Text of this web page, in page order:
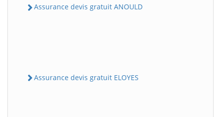
Assurance devis gratuit ANOULD
Assurance devis gratuit ELOYES